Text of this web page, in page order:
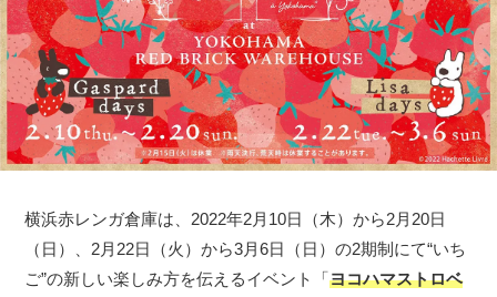
横浜赤レンガ倉庫は、2022年2月10日（木）から2月20日
（日）、2月22日（火）から3月6日（日）の2期制にて“いち
ご”の新しい楽しみ方を伝えるイベント「ヨコハマストロベ